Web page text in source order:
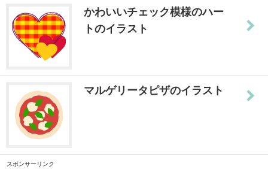
かわいいチェック模様のハー
トのイラスト
マルゲリータピザのイラスト
スポンサーリンク